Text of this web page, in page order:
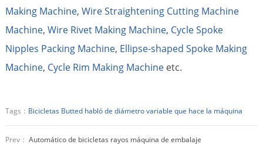
Making Machine, Wire Straightening Cutting Machine
Machine, Wire Rivet Making Machine, Cycle Spoke
Nipples Packing Machine, Ellipse-shaped Spoke Making
Machine, Cycle Rim Making Machineetc.
Tags： Bicicletas Butted habló de diámetro variable que hace la máquina
Prev： Automático de bicicletas rayos máquina de embalaje